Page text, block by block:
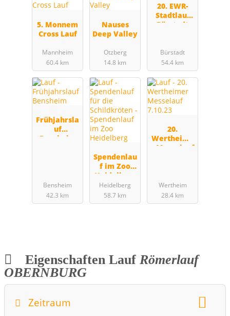
5. Monnem
Cross Lauf
Mannheim
60.4 km
Nauses
Deep Valley
Otzberg
14.8 km
20. EWR-
Stadtlauf
Bürstadt
Bürstadt
54.4 km
Frühjahrsla
uf
Bensheim
Bensheim
42.3 km
Spendenlau
f im Zoo
Heidelberg
Heidelberg
58.7 km
20.
Wertheime
r Messelauf
Wertheim
28.4 km
Eigenschaften Lauf Römerlauf
OBERNBURG
Zeitraum